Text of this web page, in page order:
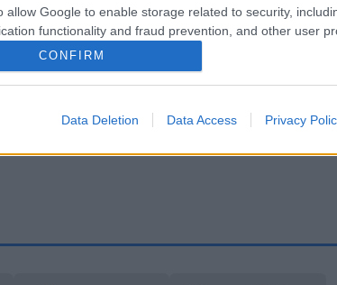
allow Google to enable storage related to security,
functionality and fraud prevention, and other user
CONFIRM
Data Deletion Data Access Privacy